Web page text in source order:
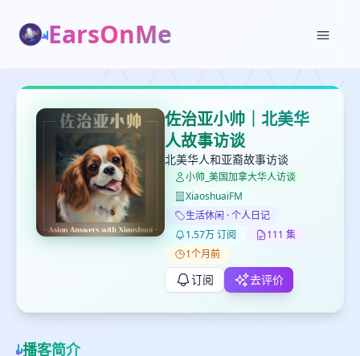
EarsOnMe
佐治亚小帅｜北美华
人故事访谈
北美华人和亚裔故事访谈
小帅_美国加拿大华人访谈
XiaoshuaiFM
生活休闲 · 个人日记
1.57万 订阅
111 集
1个月前
订阅 去评价
播客简介
✕
打分
键盘下留人
✕
删除确认
取消
✕
加入播单
创建